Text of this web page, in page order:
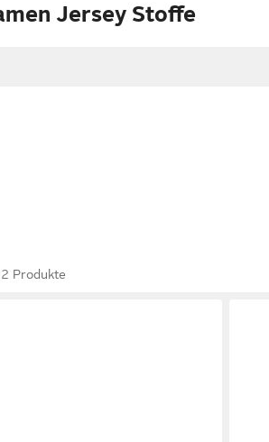
Jersey Stoffe
Produkte